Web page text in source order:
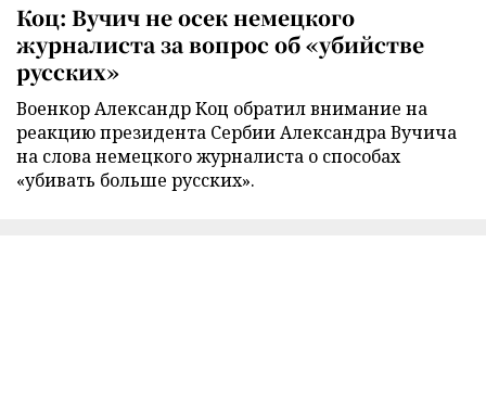
Коц: Вучич не осек немецкого
журналиста за вопрос об «убийстве
русских»
Военкор Александр Коц обратил внимание на
реакцию президента Сербии Александра Вучича
на слова немецкого журналиста о способах
«убивать больше русских».